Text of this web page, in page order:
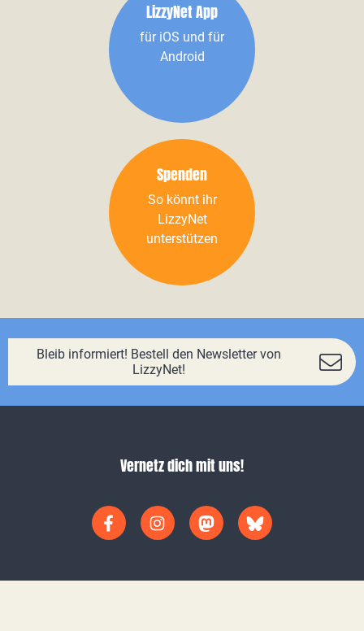
LizzyNet App
für iOS und für
Android
Spenden
So könnt ihr
LizzyNet
unterstützen
Bleib informiert! Bestell den Newsletter von
LizzyNet!
Vernetz dich mit uns!